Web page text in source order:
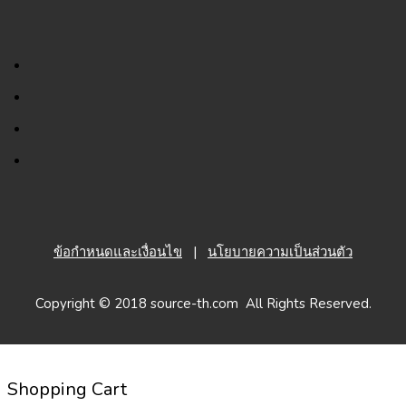
ข้อกำหนดและเงื่อนไข | นโยบายความเป็นส่วนตัว
Copyright © 2018 source-th.com All Rights Reserved.
Shopping Cart